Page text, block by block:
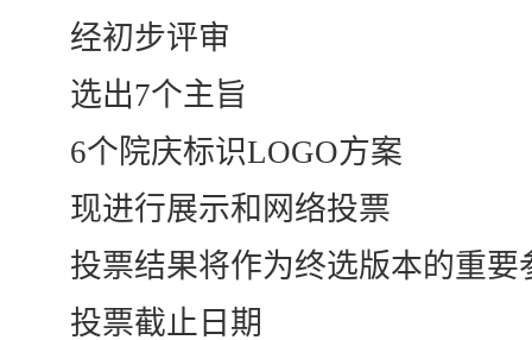
经初步评审
选出7个主旨
6个院庆标识LOGO方案
现进行展示和网络投票
投票结果将作为终选版本的重要
投票截止日期